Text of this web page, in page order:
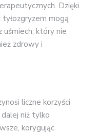
Dzięki
mogą
uśmiech, który nie
zdrowy i
liczne korzyści
niż tylko
korygując